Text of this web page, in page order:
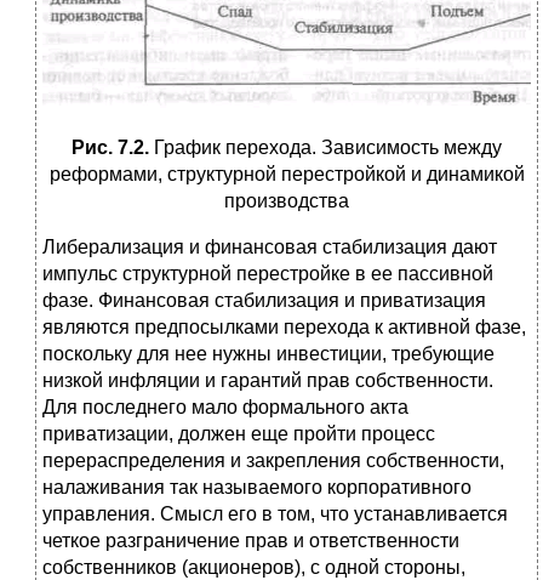
Рис. 7.2. График перехода. Зависимость между
реформами, структурной перестройкой и динамикой
производства
Либерализация и финансовая стабилизация дают
импульс структурной перестройке в ее пассивной
фазе. Финансовая стабилизация и приватизация
являются предпосылками перехода к активной фазе,
поскольку для нее нужны инвестиции, требующие
низкой инфляции и гарантий прав собственности.
Для последнего мало формального акта
приватизации, должен еще пройти процесс
перераспределения и закрепления собственности,
налаживания так называемого корпоративного
управления. Смысл его в том, что устанавливается
четкое разграничение прав и ответственности
собственников (акционеров), с одной стороны,